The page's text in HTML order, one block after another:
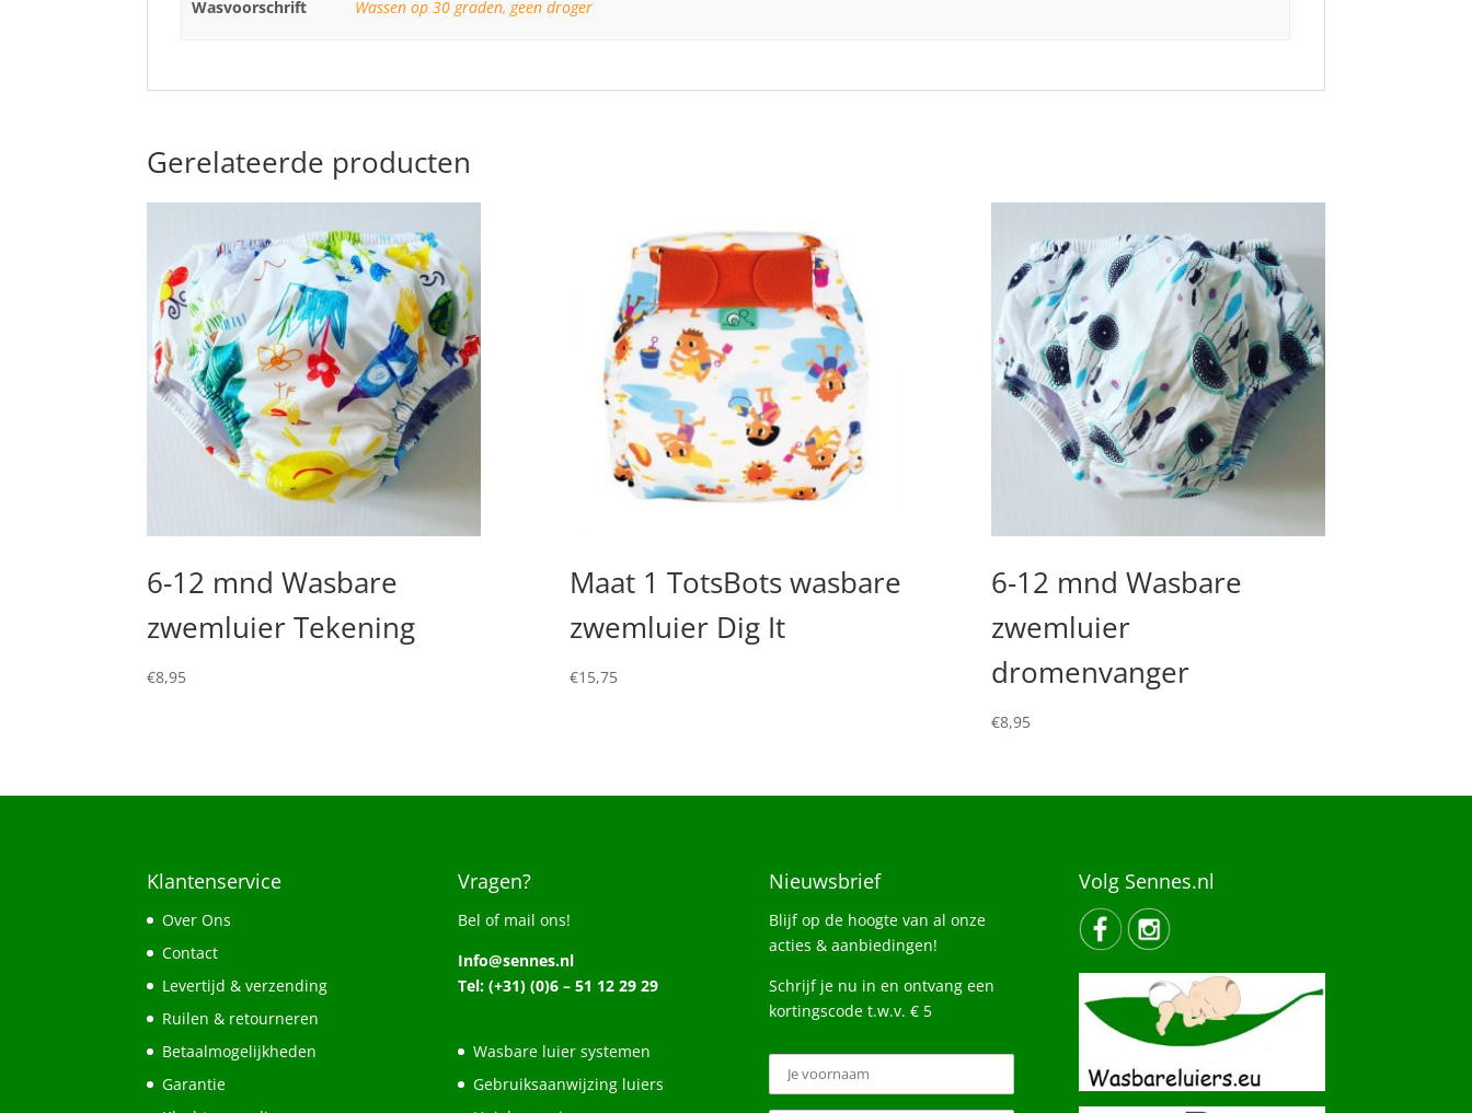
Wasvoorschrift Wassen op 30 graden, geen droger
Gerelateerde producten
6-12 mnd Wasbare
zwemluier Tekening
€8,95
Maat 1 TotsBots wasbare
zwemluier Dig It
€15,75
6-12 mnd Wasbare
zwemluier
dromenvanger
€8,95
Klantenservice
Over Ons
Contact
Levertijd & verzending
Ruilen & retourneren
Betaalmogelijkheden
Garantie
Vragen?
Bel of mail ons!
Info@sennes.nl
Tel: (+31) (0)6 – 51 12 29 29
Wasbare luier systemen
Gebruiksaanwijzing luiers
Nieuwsbrief
Blijf op de hoogte van al onze
acties & aanbiedingen!
Schrijf je nu in en ontvang een
kortingscode t.w.v. € 5
Volg Sennes.nl